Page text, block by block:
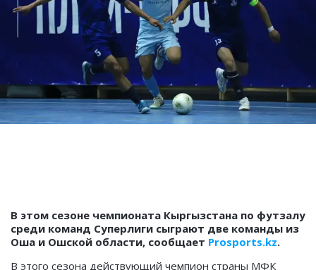
В этом сезоне чемпионата Кыргызстана по футзалу
среди команд Суперлиги сыграют две команды из
Оша и Ошской области, сообщает Prosports.kz.
В этого сезона действующий чемпион страны МФК